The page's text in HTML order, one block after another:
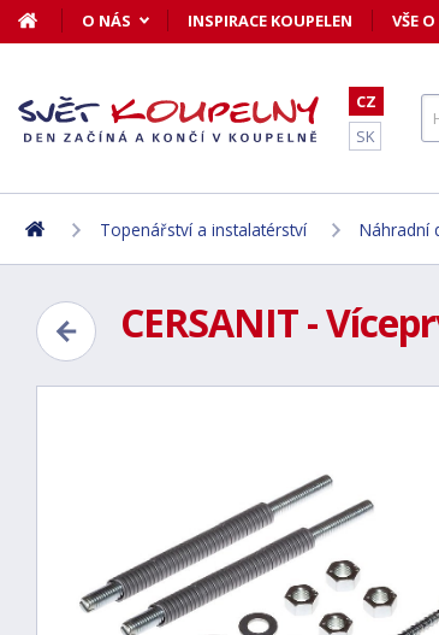
O NÁS INSPIRACE KOUPELEN VŠE
CZ
SK
Topenářství a instalatérství Náhradní
CERSANIT -